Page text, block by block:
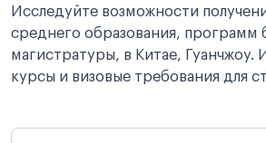
Исследуйте возможности
среднего образования, программ
магистратуры, в Китае, Гуанчжоу.
курсы и визовые требования для